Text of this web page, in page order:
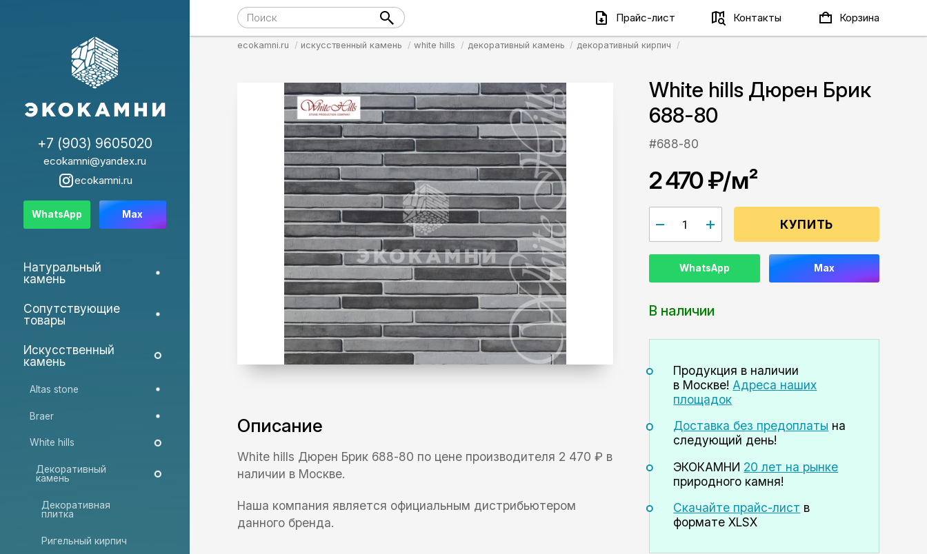
ecokamni.ru искусственный камень white hills декоративный камень декоративный кирпич
White hills Дюрен Брик
688-80
#688-80
2 470 ₽/м²
КУПИТЬ
WhatsApp Max
В наличии
Продукция в наличии
в Москве! Адреса наших
площадок
Доставка без предоплаты на
следующий день!
ЭКОКАМНИ 20 лет на рынке
природного камня!
Скачайте прайс-лист в
формате XLSX
Описание
White hills Дюрен Брик 688-80 по цене производителя 2 470 ₽ в
наличии в Москве.
Наша компания является официальным дистрибьютером
данного бренда.
+7 (903) 9605020
ecokamni@yandex.ru
ecokamni.ru
WhatsApp Max
Натуральный
камень
Сопутствующие
товары
Искусственный
камень
Altas stone
Braer
White hills
Декоративный
камень
Декоративная
плитка
Ригельный кирпич
Прайс-лист Контакты Корзина